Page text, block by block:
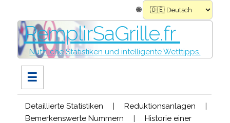
🌐
RemplirSaGrille.fr
Nützliche Statistiken und intelligente Wetttipps.
☰
Detaillierte Statistiken | Reduktionsanlagen
|
Bemerkenswerte Nummern
|
Historie einer